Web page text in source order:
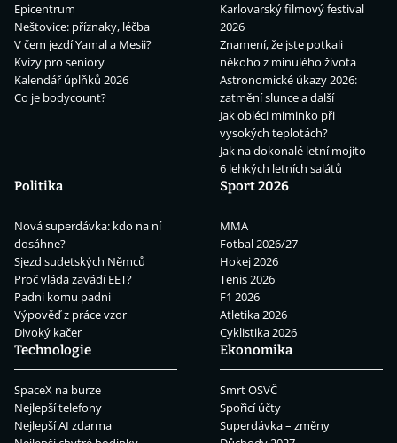
Epicentrum
Neštovice: příznaky, léčba
V čem jezdí Yamal a Mesii?
Kvízy pro seniory
Kalendář úplňků 2026
Co je bodycount?
Karlovarský filmový festival
2026
Znamení, že jste potkali
někoho z minulého života
Astronomické úkazy 2026:
zatmění slunce a další
Jak obléci miminko při
vysokých teplotách?
Jak na dokonalé letní mojito
6 lehkých letních salátů
Politika
Nová superdávka: kdo na ní
dosáhne?
Sjezd sudetských Němců
Proč vláda zavádí EET?
Padni komu padni
Výpověď z práce vzor
Divoký kačer
Sport 2026
MMA
Fotbal 2026/27
Hokej 2026
Tenis 2026
F1 2026
Atletika 2026
Cyklistika 2026
Technologie
SpaceX na burze
Nejlepší telefony
Nejlepší AI zdarma
Ekonomika
Smrt OSVČ
Spořicí účty
Superdávka – změny